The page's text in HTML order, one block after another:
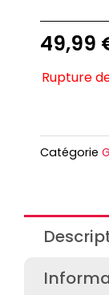
49,99
Rupture
Catégorie